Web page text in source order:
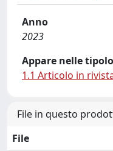
Anno
2023
Appare nelle
1.1 Articolo in
File in questo
File